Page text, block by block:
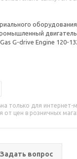
оборудования
двигатель
G-drive Engine 120-
только для интернет-
от цен в розничных
Задать вопрос